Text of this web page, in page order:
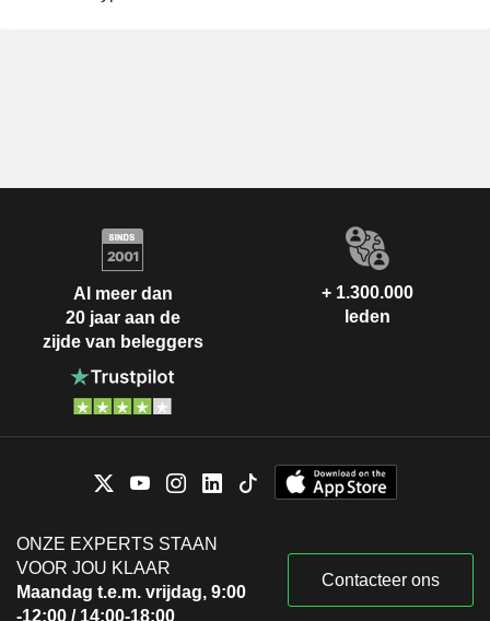
Al meer dan
20 jaar aan de
zijde van beleggers
+ 1.300.000
leden
ONZE EXPERTS STAAN
VOOR JOU KLAAR
Maandag t.e.m. vrijdag, 9:00
-12:00 / 14:00-18:00
Contacteer ons